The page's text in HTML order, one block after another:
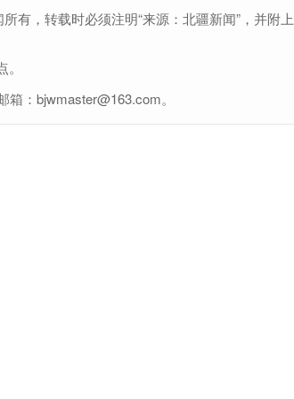
有，转载时必须注明“来源：北疆新闻”，并附
：bjwmaster@163.com。